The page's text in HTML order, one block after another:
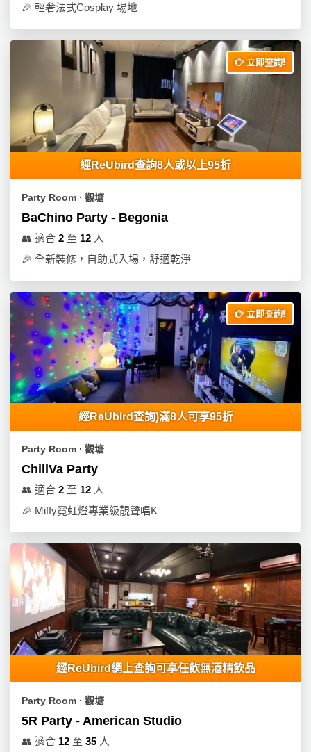
出
🎉 輕奢法式Cosplay 埸地
立即查詢!
經ReUbird查詢8人或以上95折
Party Room ∙ 觀塘
BaChino Party - Begonia
👥 適合 2 至 12 人
🎉 全新裝修，自助式入埸，舒適乾淨
立即查詢!
經ReUbird查詢)滿8人可享95折
Party Room ∙ 觀塘
ChillVa Party
👥 適合 2 至 12 人
🎉 Miffy霓虹燈專業級靚聲唱K
經ReUbird網上查詢可享任飲無酒精飲品
Party Room ∙ 觀塘
5R Party - American Studio
👥 適合 12 至 35 人